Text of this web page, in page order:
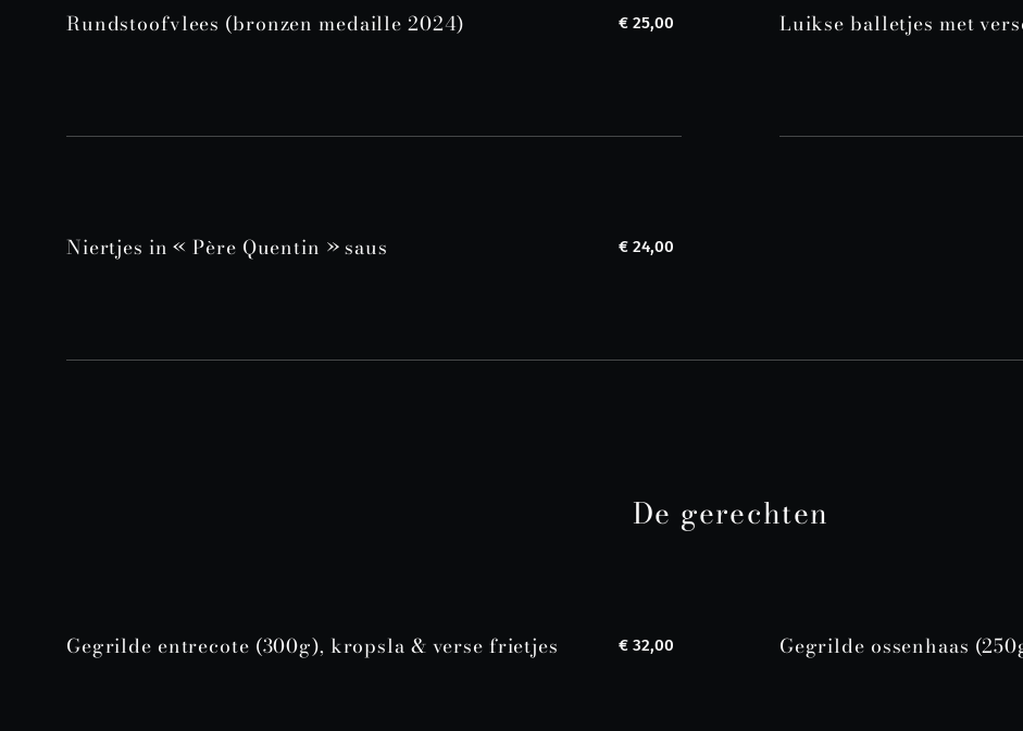
Rundstoofvlees (bronzen medaille 2024) € 25,00 Luikse balletjes met
Niertjes in « Père Quentin » saus € 24,00
De gerechten
Gegrilde entrecote (300g), kropsla & verse frietjes € 32,00 Gegrilde ossenhaas